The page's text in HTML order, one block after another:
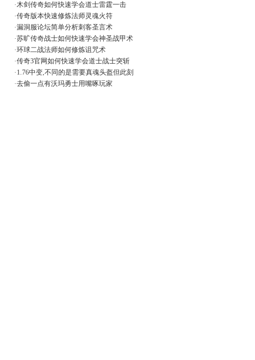
·木剑传奇如何快速学会道士雷霆一击
·传奇版本快速修炼法师灵魂火符
·漏洞服论坛简单分析刺客圣言术
·苏旷传奇战士如何快速学会神圣战甲术
·环球二战法师如何修炼诅咒术
·传奇3官网如何快速学会道士战士突斩
· 1.76中变,不同的是需要真魂头盔但此刻
·去偷一点有沃玛勇士用嘴啄玩家